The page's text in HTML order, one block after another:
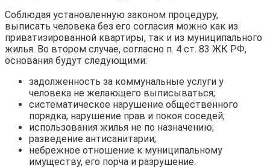
Соблюдая установленную законом процедуру,
выписать человека без его согласия можно как из
приватизированной квартиры, так и из муниципального
жилья. Во втором случае, согласно п. 4 ст. 83 ЖК РФ,
основания будут следующими:
задолженность за коммунальные услуги у
человека не желающего выписываться;
систематическое нарушение общественного
порядка, нарушение прав и покоя соседей;
использования жилья не по назначению;
разведение антисанитарии;
небрежное отношение к муниципальному
имуществу, его порча и разрушение.